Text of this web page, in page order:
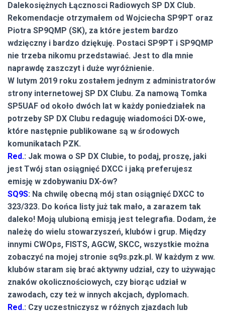
Dalekosiężnych Łącznosci Radiowych SP DX Club.
Rekomendacje otrzymałem od Wojciecha SP9PT oraz
Piotra SP9QMP (SK), za które jestem bardzo
wdzięczny i bardzo dziękuję. Postaci SP9PT i SP9QMP
nie trzeba nikomu przedstawiać. Jest to dla mnie
naprawdę zaszczyt i duże wyróżnienie.
W lutym 2019 roku zostałem jednym z administratorów
strony internetowej SP DX Clubu. Za namową Tomka
SP5UAF od około dwóch lat w każdy poniedziałek na
potrzeby SP DX Clubu redaguję wiadomości DX-owe,
które następnie publikowane są w środowych
komunikatach PZK.
Red.: Jak mowa o SP DX Clubie, to podaj, proszę, jaki
jest Twój stan osiągnięć DXCC i jaką preferujesz
emisję w zdobywaniu DX-ów?
SQ9S: Na chwilę obecną mój stan osiągnięć DXCC to
323/323. Do końca listy już tak mało, a zarazem tak
daleko! Moją ulubioną emisją jest telegrafia. Dodam, że
należę do wielu stowarzyszeń, klubów i grup. Między
innymi CWOps, FISTS, AGCW, SKCC, wszystkie można
zobaczyć na mojej stronie sq9s.pzk.pl. W każdym z ww.
klubów staram się brać aktywny udział, czy to używając
znaków okolicznościowych, czy biorąc udział w
zawodach, czy też w innych akcjach, dyplomach.
Red.: Czy uczestniczysz w różnych zjazdach lub